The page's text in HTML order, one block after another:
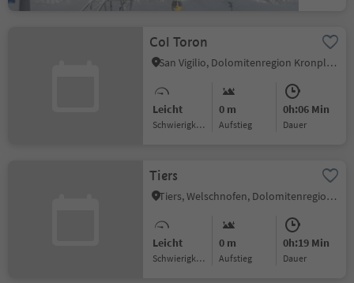
Col Toron
San Vigilio, Dolomitenregion Kronplatz
Leicht
Schwierigkeitsgrad
0 m
Aufstieg
0h:06 Min
Dauer
Tiers
Tiers, Welschnofen, Dolomitenregion Eggental
Leicht
Schwierigkeitsgrad
0 m
Aufstieg
0h:19 Min
Dauer